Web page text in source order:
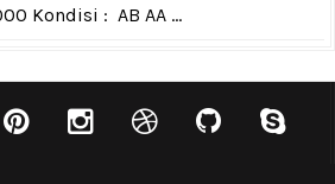
Kondisi : AB AA ...